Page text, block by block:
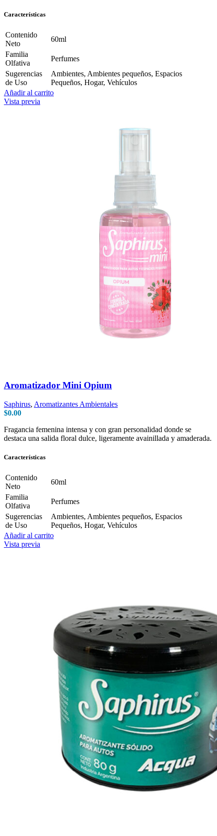
Características
Contenido
Neto
60ml
Familia
Olfativa
Perfumes
Sugerencias
de Uso
Ambientes, Ambientes pequeños, Espacios
Pequeños, Hogar, Vehículos
Añadir al carrito
Vista previa
Aromatizador Mini Opium
Saphirus, Aromatizantes Ambientales
$0.00
Fragancia femenina intensa y con gran personalidad donde se
destaca una salida floral dulce, ligeramente avainillada y amaderada.
Características
Contenido
Neto
60ml
Familia
Olfativa
Perfumes
Sugerencias
de Uso
Ambientes, Ambientes pequeños, Espacios
Pequeños, Hogar, Vehículos
Añadir al carrito
Vista previa